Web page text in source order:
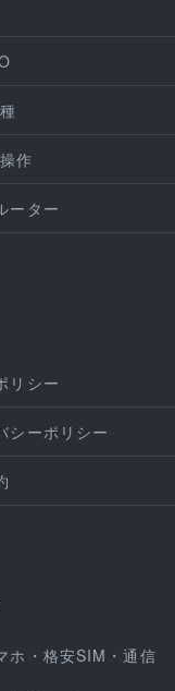
作
ーター
リシー
シーポリシー
ホ・格安SIM・通信